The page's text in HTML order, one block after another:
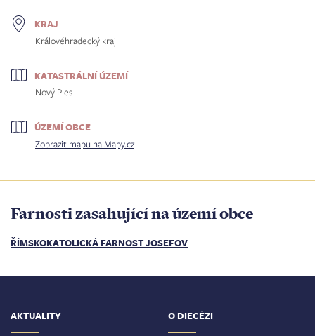
KRAJ
Královéhradecký kraj
KATASTRÁLNÍ ÚZEMÍ
Nový Ples
ÚZEMÍ OBCE
Zobrazit mapu na Mapy.cz
Farnosti zasahující na území obce
ŘÍMSKOKATOLICKÁ FARNOST JOSEFOV
AKTUALITY O DIECÉZI